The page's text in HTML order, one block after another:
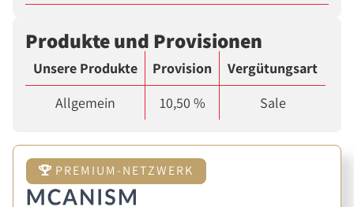
Produkte und Provisionen
Unsere Produkte Provision
Vergütungsart
Allgemein
10,50 % Sale
PREMIUM-NETZWERK